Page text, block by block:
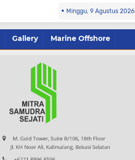
Minggu, 9 Agustus 2026
Gallery Marine Offshore